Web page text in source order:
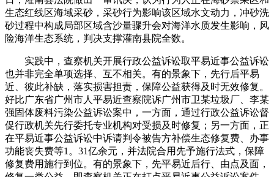
生态红线区海域采砂，采砂行为影响该区域水文动力，冲砂洗
砂过程中构成局部区域含沙量骤升会对海洋水质发生影响，风
险海洋生态系统，判决支撑灌南县院全数。
实践中，查察机关开展行政公益诉讼取平易近事公益诉讼
也并非完全单项选择、互不相关。有的景象下，先行后平易
近、彼此补缺，落实损害担责，保障公益获得及时无效修复。
好比广东省广州市人平易近查察院诉广州市卫某垃圾厂、李某
强固体废料污染公益诉讼案中，一方面，通过行政公益诉讼督
促行政机关先行委托专业机构对受损及时修复；另一方面，正
在平易近事公益诉讼中诉请判令被告方补偿生态修复费、办事
功能丧失费等1。31亿余元，并法院合用先予施行法式，保障
修复费用施行到位。有的景象下，先平易近后行、由点及面，